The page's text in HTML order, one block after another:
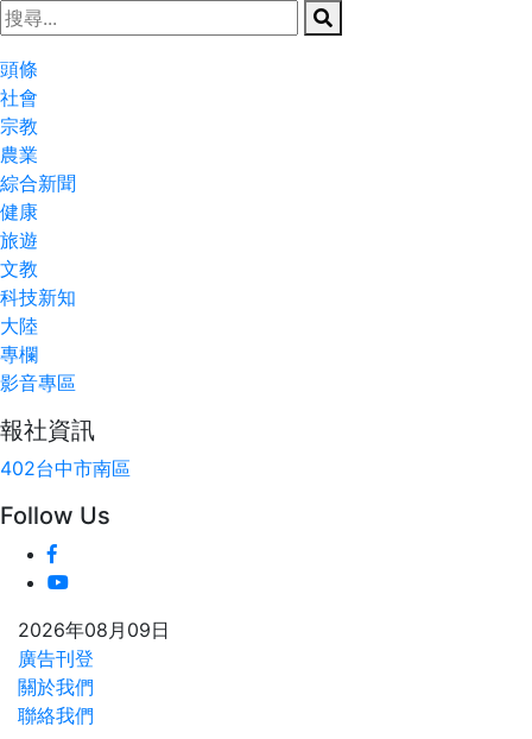
頭條
社會
宗教
農業
綜合新聞
健康
旅遊
文教
科技新知
大陸
專欄
影音專區
報社資訊
402台中市南區
Follow Us
2026年08月09日
廣告刊登
關於我們
聯絡我們